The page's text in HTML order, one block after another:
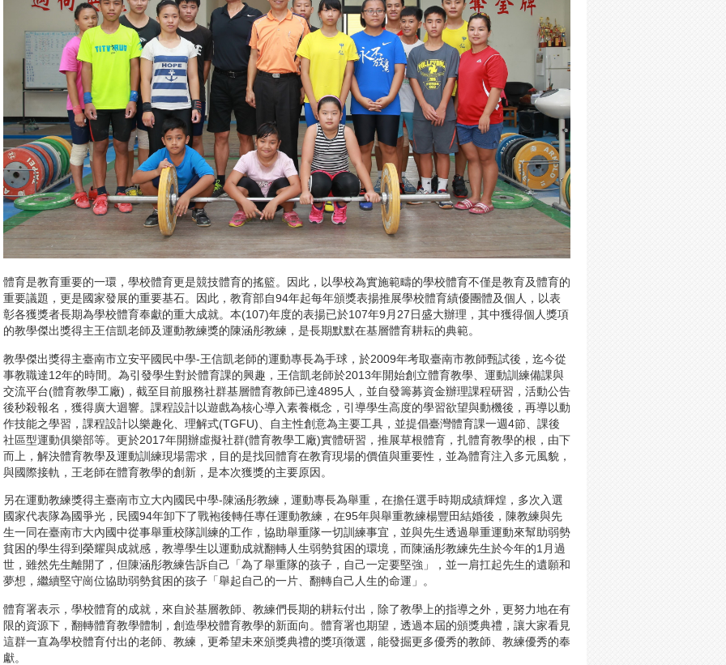
體育是教育重要的一環，學校體育更是競技體育的搖籃。因此，以學校為實施範疇的學校體育不僅是教育及體育的
重要議題，更是國家發展的重要基石。因此，教育部自94年起每年頒獎表揚推展學校體育績優團體及個人，以表
彰各獲獎者長期為學校體育奉獻的重大成就。本(107)年度的表揚已於107年9月27日盛大辦理，其中獲得個人獎項
的教學傑出獎得主王信凱老師及運動教練獎的陳涵彤教練，是長期默默在基層體育耕耘的典範。
教學傑出獎得主臺南市立安平國民中學-王信凱老師的運動專長為手球，於2009年考取臺南市教師甄試後，迄今從
事教職達12年的時間。為引發學生對於體育課的興趣，王信凱老師於2013年開始創立體育教學、運動訓練備課與
交流平台(體育教學工廠)，截至目前服務社群基層體育教師已達4895人，並自發籌募資金辦理課程研習，活動公告
後秒殺報名，獲得廣大迴響。課程設計以遊戲為核心導入素養概念，引導學生高度的學習欲望與動機後，再導以動
作技能之學習，課程設計以樂趣化、理解式(TGFU)、自主性創意為主要工具，並提倡臺灣體育課一週4節、課後
社區型運動俱樂部等。更於2017年開辦虛擬社群(體育教學工廠)實體研習，推展草根體育，扎體育教學的根，由下
而上，解決體育教學及運動訓練現場需求，目的是找回體育在教育現場的價值與重要性，並為體育注入多元風貌，
與國際接軌，王老師在體育教學的創新，是本次獲獎的主要原因。
另在運動教練獎得主臺南市立大內國民中學-陳涵彤教練，運動專長為舉重，在擔任選手時期成績輝煌，多次入選
國家代表隊為國爭光，民國94年卸下了戰袍後轉任專任運動教練，在95年與舉重教練楊豐田結婚後，陳教練與先
生一同在臺南市大內國中從事舉重校隊訓練的工作，協助舉重隊一切訓練事宜，並與先生透過舉重運動來幫助弱勢
貧困的學生得到榮耀與成就感，教導學生以運動成就翻轉人生弱勢貧困的環境，而陳涵彤教練先生於今年的1月過
世，雖然先生離開了，但陳涵彤教練告訴自己「為了舉重隊的孩子，自己一定要堅強」，並一肩扛起先生的遺願和
夢想，繼續堅守崗位協助弱勢貧困的孩子「舉起自己的一片、翻轉自己人生的命運」。
體育署表示，學校體育的成就，來自於基層教師、教練們長期的耕耘付出，除了教學上的指導之外，更努力地在有
限的資源下，翻轉體育教學體制，創造學校體育教學的新面向。體育署也期望，透過本屆的頒獎典禮，讓大家看見
這群一直為學校體育付出的老師、教練，更希望未來頒獎典禮的獎項徵選，能發掘更多優秀的教師、教練優秀的奉
獻。